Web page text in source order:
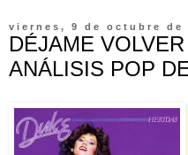
viernes, 9 de octubre de
DÉJAME
ANÁLISIS POP